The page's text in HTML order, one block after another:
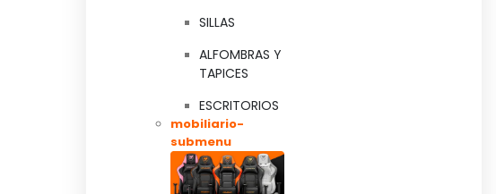
SILLAS
ALFOMBRAS Y
TAPICES
ESCRITORIOS
mobiliario-
submenu